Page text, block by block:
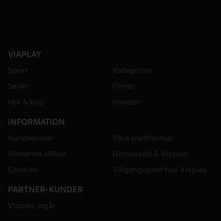
VIAPLAY
Sport
Kategorier
Serier
Filmer
Hyr & köp
Kanaler
INFORMATION
Kundservice
Våra plattformar
Allmänna villkor
Dataskydd & Viaplay
Cookies
Tillgänglighet hos Viaplay
PARTNER-KUNDER
Viaplay ingår